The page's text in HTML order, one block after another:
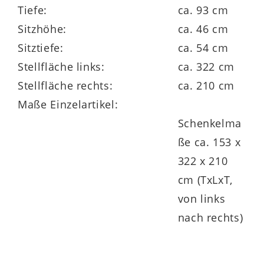
links nach rechts). Die Sitzhöhe liegt bei
ca.46 cm bei ca.54 cm
Das Programm MM-PN1059 ist mit dem
ausgezeichnet und bietet
Ihnen durch die für Modulmaster
Individualisierung – optisch und auch
Tiefe:
ca. 93 cm
Sitzhöhe:
ca. 46 cm
Sitztiefe:
ca. 54 cm
Stellfläche links:
ca. 322 cm
Stellfläche rechts:
ca. 210 cm
Maße Einzelartikel:
Schenkelma
ße ca. 153 x
322 x 210
cm (TxLxT,
von links
nach rechts)